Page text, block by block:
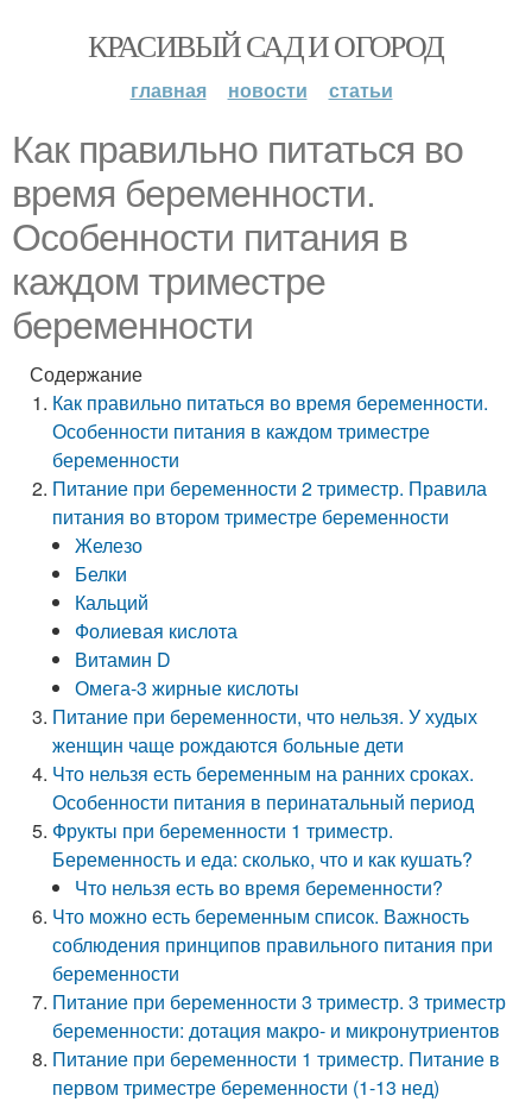
КРАСИВЫЙ САД И ОГОРОД
главная новости статьи
Как правильно питаться во
время беременности.
Особенности питания в
каждом триместре
беременности
Содержание
Как правильно питаться во время беременности.
Особенности питания в каждом триместре
беременности
Питание при беременности 2 триместр. Правила
питания во втором триместре беременности
Железо
Белки
Кальций
Фолиевая кислота
Витамин D
Омега-3 жирные кислоты
Питание при беременности, что нельзя. У худых
женщин чаще рождаются больные дети
Что нельзя есть беременным на ранних сроках.
Особенности питания в перинатальный период
Фрукты при беременности 1 триместр.
Беременность и еда: сколько, что и как кушать?
Что нельзя есть во время беременности?
Что можно есть беременным список. Важность
соблюдения принципов правильного питания при
беременности
Питание при беременности 3 триместр. 3 триместр
беременности: дотация макро- и микронутриентов
Питание при беременности 1 триместр. Питание в
первом триместре беременности (1-13 нед)